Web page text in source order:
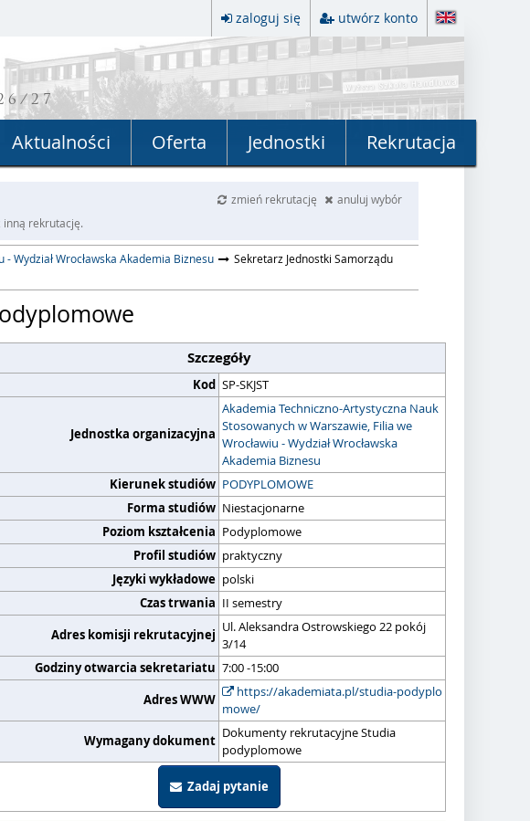
zaloguj się utwórz konto
27
Aktualności Oferta Jednostki Rekrutacja
zmień rekrutację
anuluj wybór
inną rekrutację.
Wydział Wrocławska Akademia Biznesu
Sekretarz Jednostki Samorządu
Szczegóły
Kod SP-SKJST
Jednostka organizacyjna
Akademia Techniczno-Artystyczna Nauk
Stosowanych w Warszawie, Filia we
Wrocławiu - Wydział Wrocławska
Akademia Biznesu
Kierunek studiów PODYPLOMOWE
Forma studiów Niestacjonarne
Poziom kształcenia Podyplomowe
Profil studiów praktyczny
Języki wykładowe polski
Czas trwania II semestry
Adres komisji rekrutacyjnej Ul. Aleksandra Ostrowskiego 22 pokój
3/14
Godziny otwarcia sekretariatu 7:00 -15:00
Adres WWW
https://akademiata.pl/studia-podyplo
mowe/
Wymagany dokument Dokumenty rekrutacyjne Studia
podyplomowe
Zadaj pytanie